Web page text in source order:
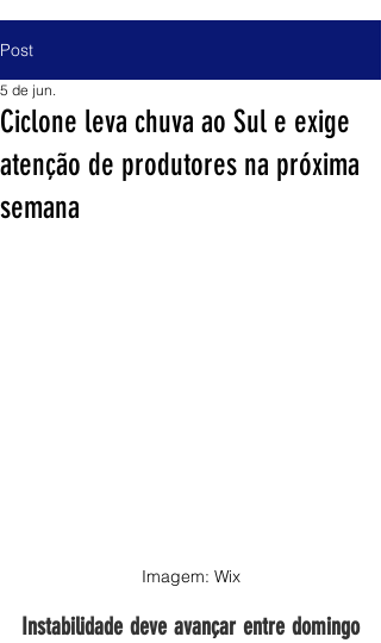
Post
Ciclone leva chuva ao Sul e exige
atenção de produtores na próxima
semana
5 de jun.
Imagem: Wix
Instabilidade deve avançar entre domingo